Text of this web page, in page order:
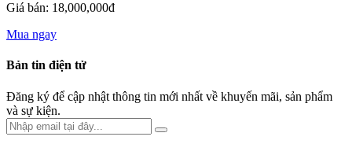
Giá bán: 18,000,000đ
Mua ngay
Bản tin điện tử
Đăng ký để cập nhật thông tin mới nhất về khuyến mãi, sản phẩm
và sự kiện.